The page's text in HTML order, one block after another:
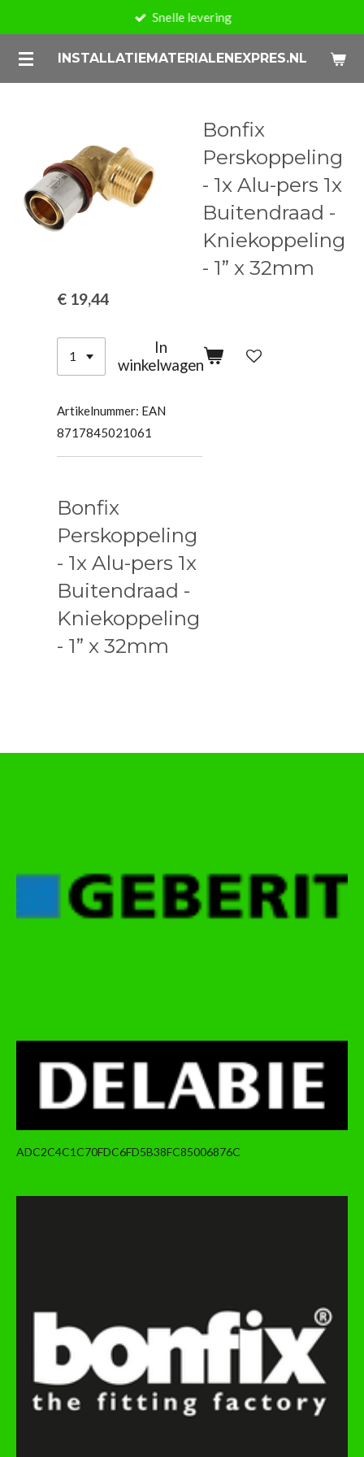
naar
de
INSTALLATIEMATERIALENEXPRES.NL
Snelle levering
Bonfix
Perskoppeling
- 1x Alu-pers 1x
Buitendraad -
Kniekoppeling
- 1” x 32mm
€ 19,44
In
winkelwagen
Artikelnummer: EAN
8717845021061
Bonfix
Perskoppeling
- 1x Alu-pers 1x
Buitendraad -
Kniekoppeling
- 1” x 32mm
ADC2C4C1C70FDC6FD5B38FC85006876C